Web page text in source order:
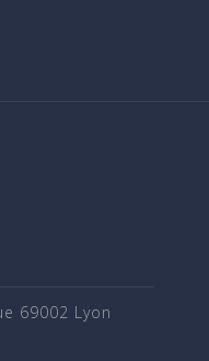
69002 Lyon